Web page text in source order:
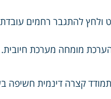
ולחץ להתגבר רחמים
מומחה מערכת חיובית.
קצרה דינמית חשיפה